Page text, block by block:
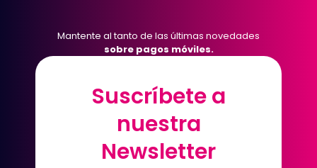
Mantente al tanto de las últimas novedades
sobre pagos móviles.
Suscríbete a
nuestra
Newsletter
Suscríbete a
nuestra
Newsletter